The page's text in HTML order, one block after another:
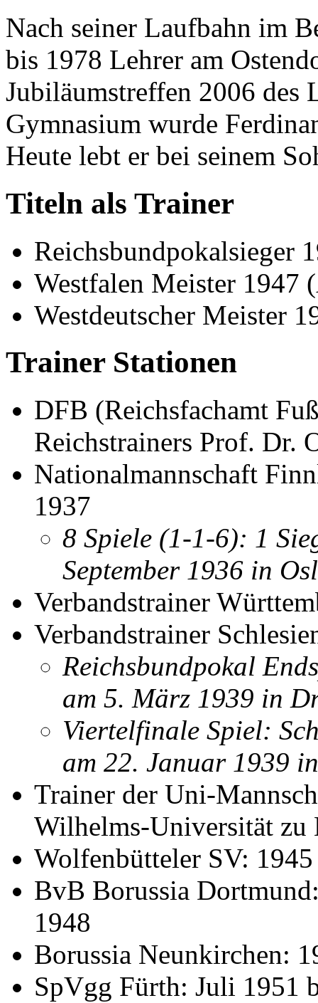
Nach seiner Laufbahn im
bis 1978 Lehrer am
Jubiläumstreffen 2006 des
Gymnasium wurde
Heute lebt er bei seinem
Titeln als Trainer
Reichsbundpokalsieger
Westfalen Meister 1947 (
Westdeutscher Meister
Trainer Stationen
DFB (Reichsfachamt
Reichstrainers Prof. Dr.
Nationalmannschaft
1937
8 Spiele (1-1-6): 1
September 1936 in
Verbandstrainer
Verbandstrainer
Reichsbundpokal
am 5. März 1939 in
Viertelfinale Spiel:
am 22. Januar 1939
Trainer der Uni-
Wilhelms-Universität zu
Wolfenbütteler SV:
BvB Borussia
1948
Borussia Neunkirchen:
SpVgg Fürth: Juli 1951